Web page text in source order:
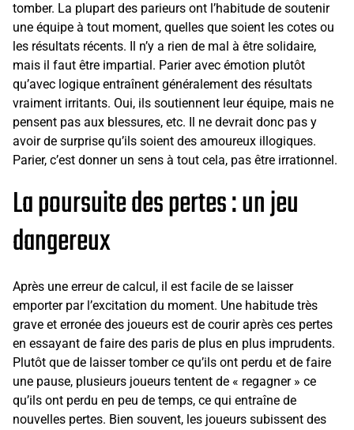
tomber. La plupart des parieurs ont l’habitude de soutenir
une équipe à tout moment, quelles que soient les cotes ou
les résultats récents. Il n’y a rien de mal à être solidaire,
mais il faut être impartial. Parier avec émotion plutôt
qu’avec logique entraînent généralement des résultats
vraiment irritants. Oui, ils soutiennent leur équipe, mais ne
pensent pas aux blessures, etc. Il ne devrait donc pas y
avoir de surprise qu’ils soient des amoureux illogiques.
Parier, c’est donner un sens à tout cela, pas être irrationnel.
La poursuite des pertes : un jeu
dangereux
Après une erreur de calcul, il est facile de se laisser
emporter par l’excitation du moment. Une habitude très
grave et erronée des joueurs est de courir après ces pertes
en essayant de faire des paris de plus en plus imprudents.
Plutôt que de laisser tomber ce qu’ils ont perdu et de faire
une pause, plusieurs joueurs tentent de « regagner » ce
qu’ils ont perdu en peu de temps, ce qui entraîne de
nouvelles pertes. Bien souvent, les joueurs subissent des